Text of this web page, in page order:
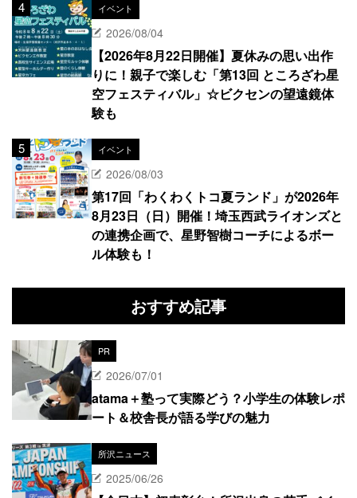
イベント
2026/08/04
【2026年8月22日開催】夏休みの思い出作
りに！親子で楽しむ「第13回 ところざわ星
空フェスティバル」☆ビクセンの望遠鏡体
験も
イベント
2026/08/03
第17回「わくわくトコ夏ランド」が2026年
8月23日（日）開催！埼玉西武ライオンズと
の連携企画で、星野智樹コーチによるボー
ル体験も！
おすすめ記事
PR
2026/07/01
atama＋塾って実際どう？小学生の体験レポ
ート＆校舎長が語る学びの魅力
所沢ニュース
2025/06/26